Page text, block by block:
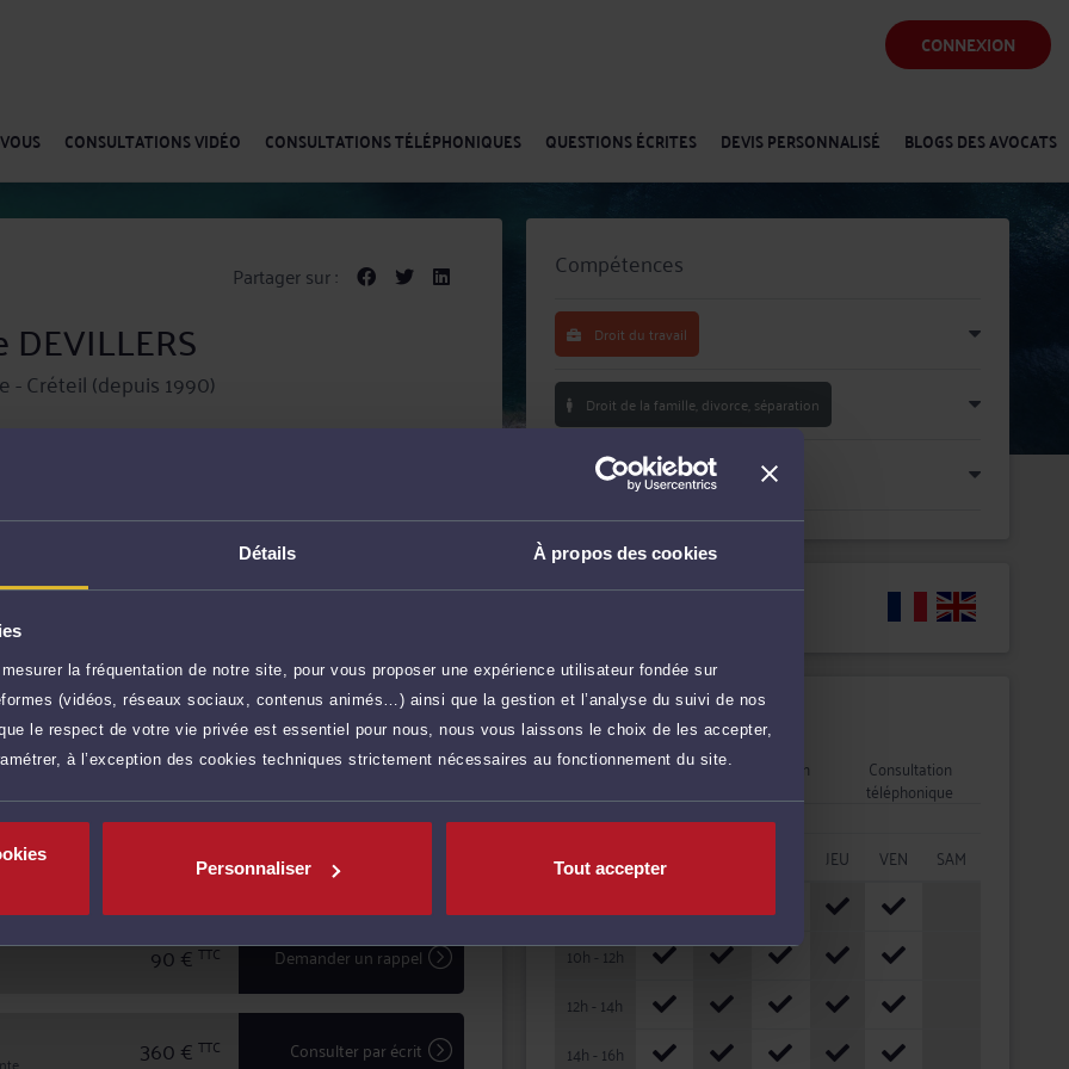
Détails À propos des cookies
la fréquentation de notre site, pour vous proposer une expérience utilisateur fondée sur
(vidéos, réseaux sociaux, contenus animés…) ainsi que la gestion et l’analyse du suivi de nos
le respect de votre vie privée est essentiel pour nous, nous vous laissons le choix de les accepter,
à l’exception des cookies techniques strictement nécessaires au fonctionnement du site.
Personnaliser Tout accepter
CONNEXION
CONSULTATIONS VIDÉO CONSULTATIONS TÉLÉPHONIQUES QUESTIONS ÉCRITES DEVIS PERSONNALISÉ BLOGS DES AVOCATS
Partager sur :
- Créteil (depuis 1990)
de conseil que de contentieux, principalement en
du travail et social et Droit de la famille.
des conflits, et comme avocat chargé d'assurer
l'écoute et au dialogue pour vous aider à faire valoir
plus
180 € TTC Prendre RDV
180 €TTC Prendre RDV
90 €TTC Demander un rappel
360 € TTC Consulter par écrit
Compétences
Droit du travail
Droit de la famille, divorce, séparation
Droit pénal
Disponibilités
Rendez-vous Consultation Consultation
téléphonique
HORAIRES LUN JEU VEN
SAM
10h - 12h
12h - 14h
14h - 16h